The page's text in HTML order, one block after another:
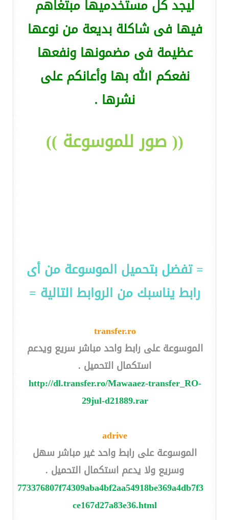
ليجد كل مستخدميها مبتغاهم
فيها فى شاكلة بديعة من نوعها
عظيمة فى مضمونها ونفعها
نفعكم الله بها وأعانكم على
نشرها .
(( صور للموسوعة ))
= تفضل بتحميل الموسوعة من أى
رابط يناسبك من الروابط التالية =
transfer.ro
الموسوعة على رابط واحد مباشر سريع ويدعم
استكمال التحميل .
http://dl.transfer.ro/Mawaaez-transfer_RO-
29jul-d21889.rar
adrive
الموسوعة على رابط واحد غير مباشر سهل
وسريع ولا يدعم استكمال التحميل .
ce167d27a83e36.html